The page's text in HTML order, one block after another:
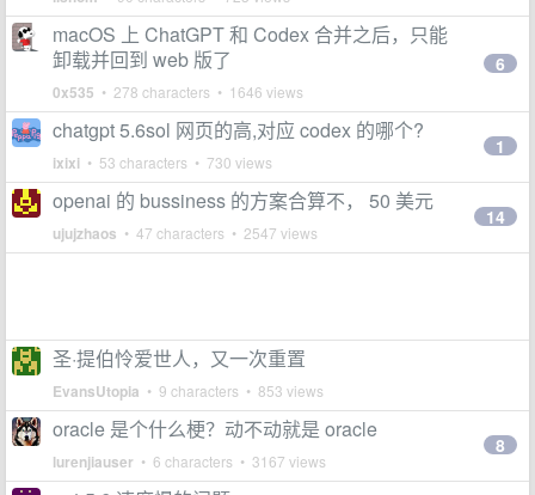
macOS 上 ChatGPT 和 Codex 合并之后，只能
卸载并回到 web 版了
0x535 • 278 characters • 1646 views
6
chatgpt 5.6sol 网页的高,对应 codex 的哪个?
ixixi • 53 characters • 730 views
1
openai 的 bussiness 的方案合算不， 50 美元
ujujzhaos • 47 characters • 2547 views
14
圣·提伯怜爱世人，又一次重置
EvansUtopia • 9 characters • 853 views
oracle 是个什么梗？动不动就是 oracle
lurenjiauser • 6 characters • 3167 views
8